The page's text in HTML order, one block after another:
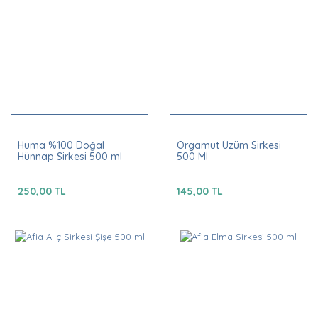
Huma %100 Doğal
Hünnap Sirkesi 500 ml
250,00 TL
Orgamut Üzüm Sirkesi
500 Ml
145,00 TL